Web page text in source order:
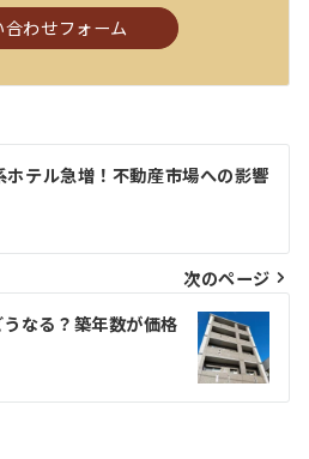
合わせフォーム
ホテル急増！不動産市場への影響
次のページ
なる？築年数が価格